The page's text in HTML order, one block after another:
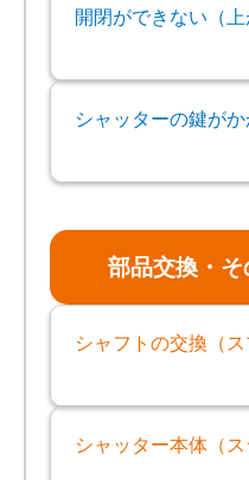
開閉ができない（上
シャッターの鍵が
部品交換・
シャフトの交換（ス
シャッター本体（